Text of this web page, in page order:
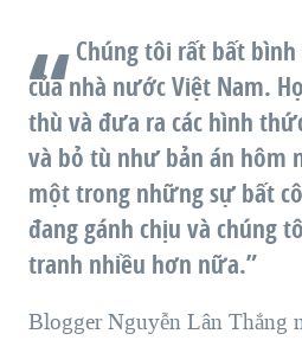
Chúng tôi rất bất
của nhà nước Việt Nam.
thù và đưa ra các hình
và bỏ tù như bản án hôm
một trong những sự bất
đang gánh chịu và chúng
tranh nhiều hơn nữa.”
Blogger Nguyễn Lân Thắng